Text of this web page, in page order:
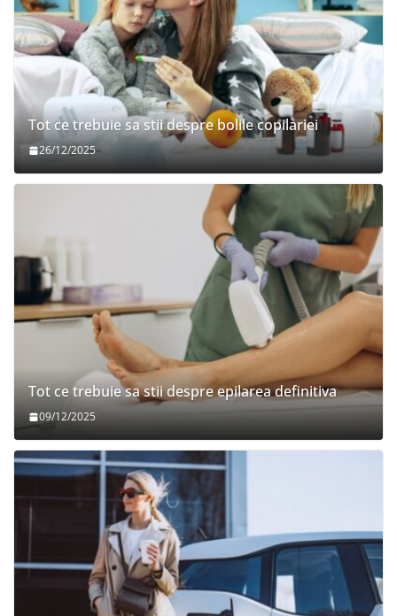
Tot ce trebuie sa stii despre bolile copilariei
26/12/2025
Tot ce trebuie sa stii despre epilarea definitiva
09/12/2025